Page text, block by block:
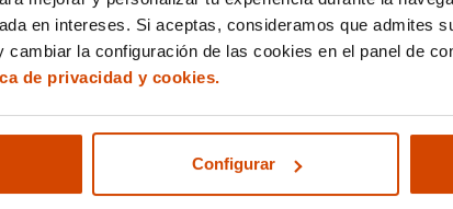
en intereses. Si aceptas, consideramos que admites
cambiar la configuración de las cookies en el panel de
de privacidad y cookies.
Configurar
Tus Sueños – es una de las
marcas de coches chinos
presencia considerable en el mercado europeo con
para consumidores con compactos como el BYD
, con sistemas de baterías altamente eficientes y una